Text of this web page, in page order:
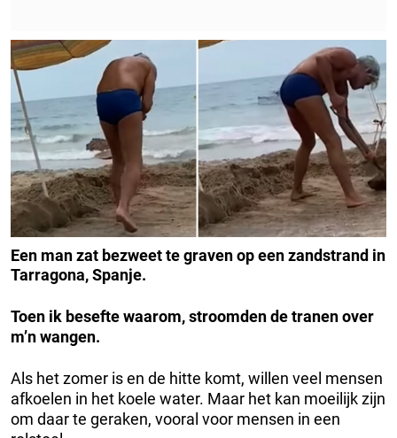
Een man zat bezweet te graven op een zandstrand in
Tarragona, Spanje.
Toen ik besefte waarom, stroomden de tranen over
m’n wangen.
Als het zomer is en de hitte komt, willen veel mensen
afkoelen in het koele water. Maar het kan moeilijk zijn
om daar te geraken, vooral voor mensen in een